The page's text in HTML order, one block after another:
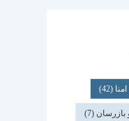
(42)
بازرسان (7)